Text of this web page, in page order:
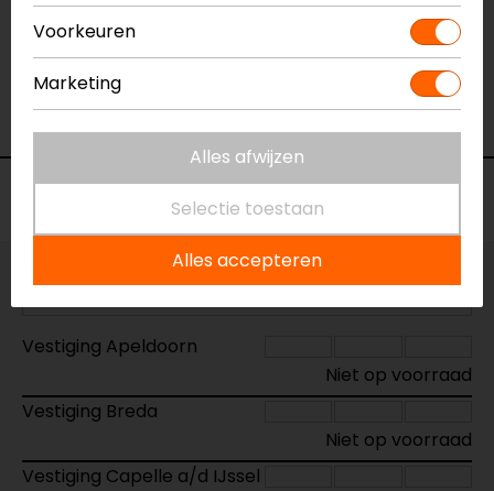
Airbagvest
Model
154136
Merk
REV'IT!
Maat:XS
Vestiging Apeldoorn
Niet op voorraad
Vestiging Breda
Niet op voorraad
Vestiging Capelle a/d IJssel
Voorkeuren
Marketing
Alles afwijzen
Selectie toestaan
Alles accepteren